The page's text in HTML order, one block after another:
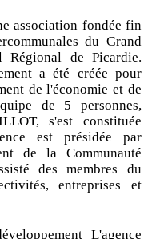
association fondée fin
du Grand
de Picardie.
a été créée pour
de l'économie et de
de 5 personnes,
s'est constituée
est présidée par
de la Communauté
des membres du
entreprises et
L'agence